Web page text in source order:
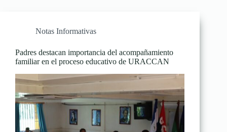
Notas Informativas
Padres destacan importancia del acompañamiento
familiar en el proceso educativo de URACCAN